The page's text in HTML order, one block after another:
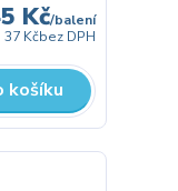
Kč/balení
37 Kčbez DPH
košíku